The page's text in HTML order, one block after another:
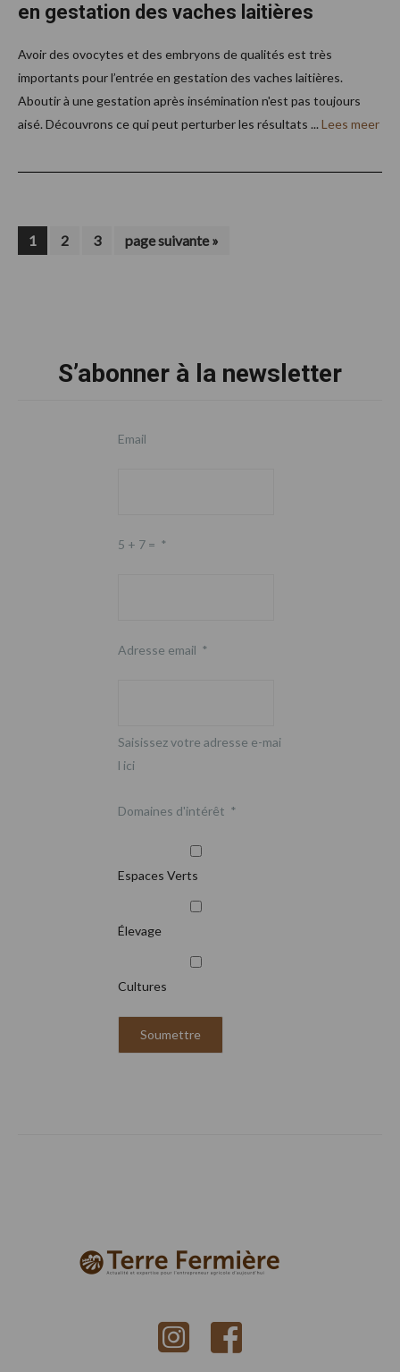
en gestation des vaches laitières
Avoir des ovocytes et des embryons de qualités est très
importants pour l’entrée en gestation des vaches laitières.
Aboutir à une gestation après insémination n'est pas toujours
aisé. Découvrons ce qui peut perturber les résultats ... Lees meer
Page
1 Page
2 Page
3
Aller
à
page suivante »
FooterS’abonner à la newsletter
Email
5 + 7 = *
Adresse email *
Saisissez votre adresse e-mai
l ici
Domaines d'intérêt *
Espaces Verts
Élevage
Cultures